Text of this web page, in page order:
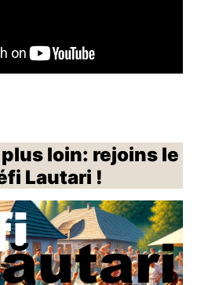
loin: rejoins le
Lautari !